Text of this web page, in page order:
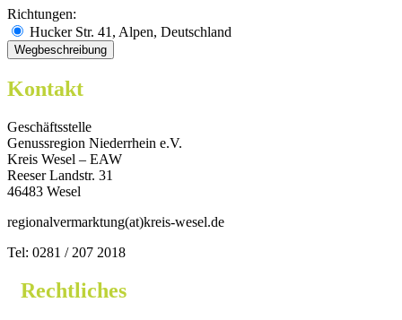
Richtungen:
Hucker Str. 41, Alpen, Deutschland
Kontakt
Geschäftsstelle
Genussregion Niederrhein e.V.
Kreis Wesel – EAW
Reeser Landstr. 31
46483 Wesel
regionalvermarktung(at)kreis-wesel.de
Tel: 0281 / 207 2018
Rechtliches